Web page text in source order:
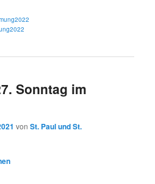
Sonntag im
vonSt. Paul und St.